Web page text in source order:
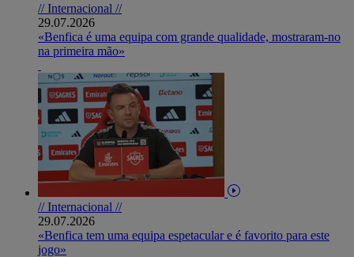
// Internacional //
29.07.2026
«Benfica é uma equipa com grande qualidade, mostraram-no
na primeira mão»
// Internacional //
29.07.2026
«Benfica tem uma equipa espetacular e é favorito para este
jogo»